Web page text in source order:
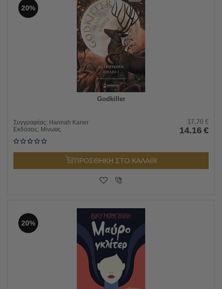
20%
Godkiller
Συγγραφέας: Hannah Kaner
Εκδόσεις: Μίνωας
17.70 €
14.16 €
ΠΡΟΣΘΗΚΗ ΣΤΟ ΚΑΛΑΘΙ
20%